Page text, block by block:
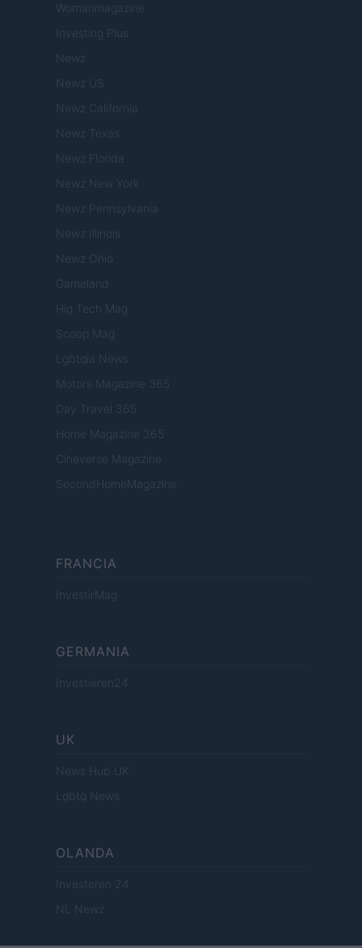
Womanmagazine
Investing Plus
Newz
Newz US
Newz California
Newz Texas
Newz Florida
Newz New York
Newz Pennsylvania
Newz Illinois
Newz Ohio
Gameland
Hig Tech Mag
Scoop Mag
Lgbtqia News
Motors Magazine 365
Day Travel 365
Home Magazine 365
Cineverse Magazine
SecondHomeMagazine
FRANCIA
InvestirMag
GERMANIA
Investieren24
UK
News Hub UK
Lgbtq News
OLANDA
Investeren 24
NL Newz